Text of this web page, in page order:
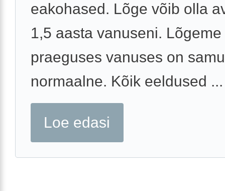
eakohased. Lõge võib olla
1,5 aasta vanuseni.
praeguses vanuses on
normaalne. Kõik eeldused ...
Loe edasi